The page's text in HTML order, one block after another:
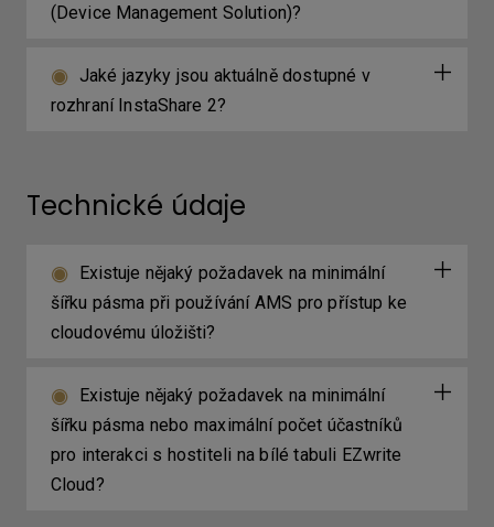
(Device Management Solution)?
Jaké jazyky jsou aktuálně dostupné v
rozhraní InstaShare 2?
Technické údaje
Existuje nějaký požadavek na minimální
šířku pásma při používání AMS pro přístup ke
cloudovému úložišti?
Existuje nějaký požadavek na minimální
šířku pásma nebo maximální počet účastníků
pro interakci s hostiteli na bílé tabuli EZwrite
Cloud?